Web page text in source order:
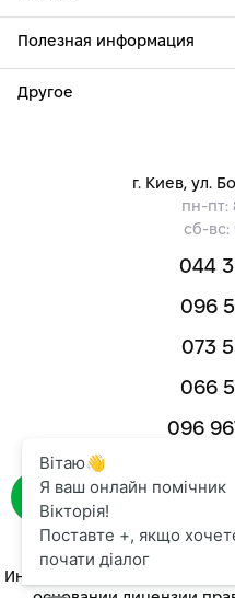
Полезная информация
Другое
г. Киев, ул.
пн-пт:
сб-вс:
044
096
073
066
096
Интернет-магазин